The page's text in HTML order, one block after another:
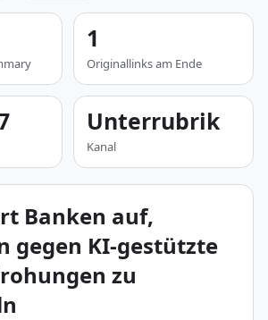
1
Originallinks am Ende
Unterrubrik
Kanal
Banken auf,
gegen KI-gestützte
zu